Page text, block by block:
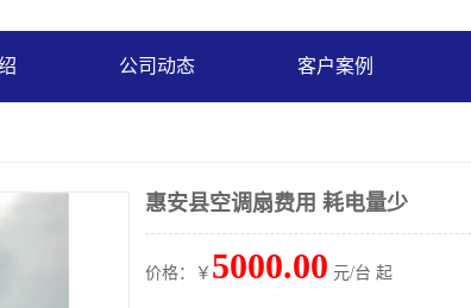
公司动态 客户案例
惠安县空调扇费用 耗电量少
价格：￥ 5000.00 元/台 起